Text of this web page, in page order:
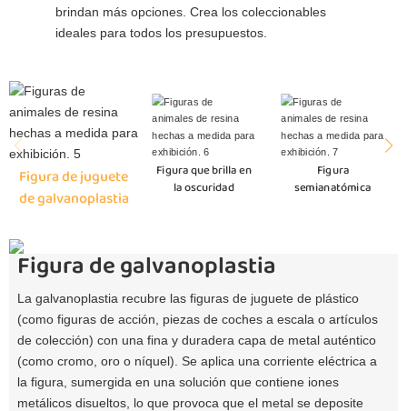
brindan más opciones. Crea los coleccionables
ideales para todos los presupuestos.
Figura de juguete
de galvanoplastia
Figura que brilla en
la oscuridad
Figura
semianatómica
Figura de galvanoplastia
La galvanoplastia recubre las figuras de juguete de plástico
(como figuras de acción, piezas de coches a escala o artículos
de colección) con una fina y duradera capa de metal auténtico
(como cromo, oro o níquel). Se aplica una corriente eléctrica a
la figura, sumergida en una solución que contiene iones
metálicos disueltos, lo que provoca que el metal se deposite